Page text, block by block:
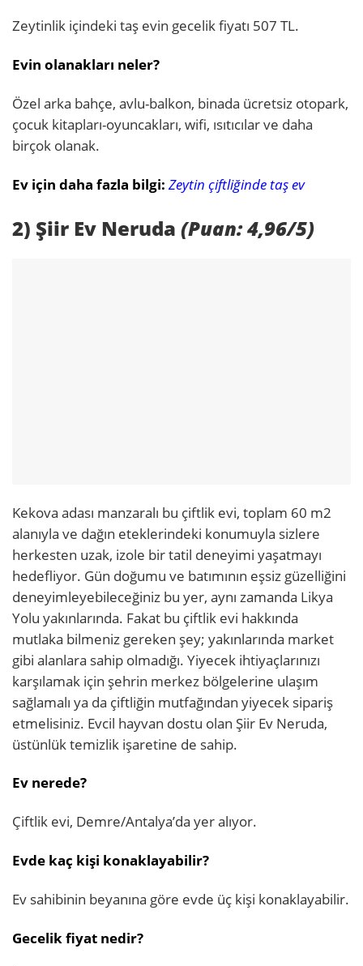
Zeytinlik içindeki taş evin gecelik fiyatı 507 TL.
Evin olanakları neler?
Özel arka bahçe, avlu-balkon, binada ücretsiz otopark,
çocuk kitapları-oyuncakları, wifi, ısıtıcılar ve daha
birçok olanak.
Ev için daha fazla bilgi: Zeytin çiftliğinde taş ev
2) Şiir Ev Neruda (Puan: 4,96/5)
Kekova adası manzaralı bu çiftlik evi, toplam 60 m2
alanıyla ve dağın eteklerindeki konumuyla sizlere
herkesten uzak, izole bir tatil deneyimi yaşatmayı
hedefliyor. Gün doğumu ve batımının eşsiz güzelliğini
deneyimleyebileceğiniz bu yer, aynı zamanda Likya
Yolu yakınlarında. Fakat bu çiftlik evi hakkında
mutlaka bilmeniz gereken şey; yakınlarında market
gibi alanlara sahip olmadığı. Yiyecek ihtiyaçlarınızı
karşılamak için şehrin merkez bölgelerine ulaşım
sağlamalı ya da çiftliğin mutfağından yiyecek sipariş
etmelisiniz. Evcil hayvan dostu olan Şiir Ev Neruda,
üstünlük temizlik işaretine de sahip.
Ev nerede?
Çiftlik evi, Demre/Antalya’da yer alıyor.
Evde kaç kişi konaklayabilir?
Ev sahibinin beyanına göre evde üç kişi konaklayabilir.
Gecelik fiyat nedir?